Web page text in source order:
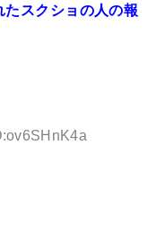
スクショの人の報